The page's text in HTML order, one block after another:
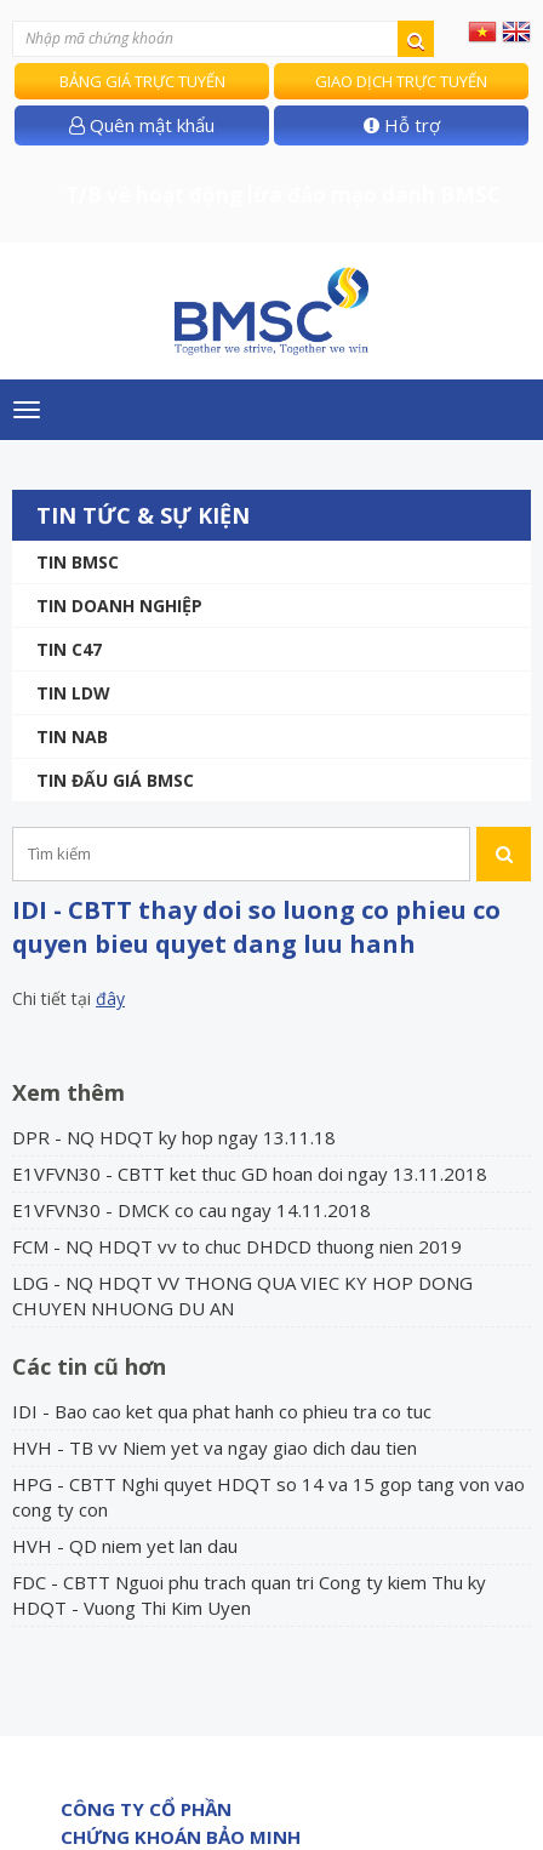
BẢNG GIÁ TRỰC TUYẾN GIAO DỊCH TRỰC TUYẾN
Quên mật khẩu Hỗ trợ
Toggle
navigation
TIN TỨC & SỰ KIỆN
TIN BMSC
TIN DOANH NGHIỆP
TIN C47
TIN LDW
TIN NAB
TIN ĐẤU GIÁ BMSC
IDI - CBTT thay doi so luong co phieu co
quyen bieu quyet dang luu hanh
Chi tiết tại đây
Xem thêm
DPR - NQ HDQT ky hop ngay 13.11.18
E1VFVN30 - CBTT ket thuc GD hoan doi ngay 13.11.2018
E1VFVN30 - DMCK co cau ngay 14.11.2018
FCM - NQ HDQT vv to chuc DHDCD thuong nien 2019
LDG - NQ HDQT VV THONG QUA VIEC KY HOP DONG
CHUYEN NHUONG DU AN
Các tin cũ hơn
IDI - Bao cao ket qua phat hanh co phieu tra co tuc
HVH - TB vv Niem yet va ngay giao dich dau tien
HPG - CBTT Nghi quyet HDQT so 14 va 15 gop tang von vao
cong ty con
HVH - QD niem yet lan dau
FDC - CBTT Nguoi phu trach quan tri Cong ty kiem Thu ky
HDQT - Vuong Thi Kim Uyen
CÔNG TY CỔ PHẦN
CHỨNG KHOÁN BẢO MINH